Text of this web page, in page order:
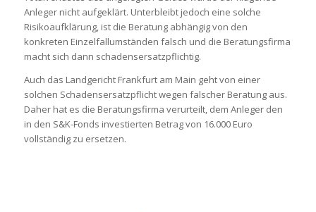
Anleger nicht aufgeklärt. Unterbleibt jedoch eine solche
Risikoaufklärung, ist die Beratung abhängig von den
konkreten Einzelfallumständen falsch und die Beratungsfirma
macht sich dann schadensersatzpflichtig.
Auch das Landgericht Frankfurt am Main geht von einer
solchen Schadensersatzpflicht wegen falscher Beratung aus.
Daher hat es die Beratungsfirma verurteilt, dem Anleger den
in den S&K-Fonds investierten Betrag von 16.000 Euro
vollständig zu ersetzen.